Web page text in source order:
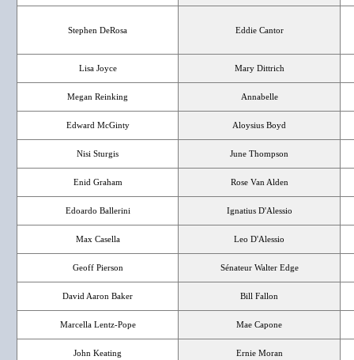
Stephen DeRosa Eddie Cantor
Lisa Joyce Mary Dittrich
Megan Reinking Annabelle
Edward McGinty Aloysius Boyd
Nisi Sturgis June Thompson
Enid Graham Rose Van Alden
Edoardo Ballerini Ignatius D'Alessio
Max Casella Leo D'Alessio
Geoff Pierson Sénateur Walter Edge
David Aaron Baker Bill Fallon
Marcella Lentz-Pope Mae Capone
John Keating Ernie Moran